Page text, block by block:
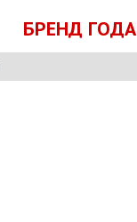
БРЕНД ГОДА